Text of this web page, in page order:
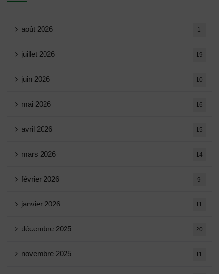
août 2026 1
juillet 2026 19
juin 2026 10
mai 2026 16
avril 2026 15
mars 2026 14
février 2026 9
janvier 2026 11
décembre 2025 20
novembre 2025 11